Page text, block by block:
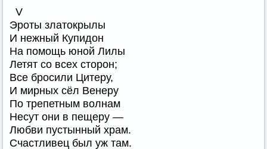
V
Эроты златокрылы
И нежный Купидон
На помощь юной Лилы
Летят со всех сторон;
Все бросили Цитеру,
И мирных сёл Венеру
По трепетным волнам
Несут они в пещеру —
Любви пустынный храм.
Счастливец был уж там.